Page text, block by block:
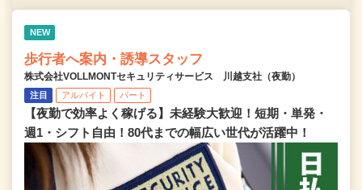
NEW
歩行者へ案内・誘導スタッフ
株式会社VOLLMONTセキュリティサービス 川越支社（夜勤）
注目 アルバイト パート
【夜勤で効率よく稼げる】未経験大歓迎！短期・単発・
週1・シフト自由！80代までの幅広い世代が活躍中！